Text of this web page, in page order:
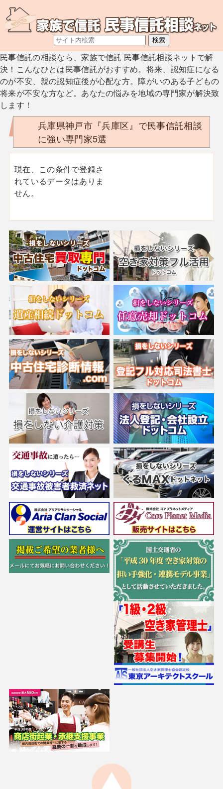
民事信託の相談なら、家族で信託 民事信託相談ネットで解
決！こんなひとは民事信託がおすすめ。将来、認知症になる
のが不安、親の認知症後が心配な方。障がいのある子どもの
将来が不安な方など。あなたの悩みを地域の専門家が解決致
します！
兵庫県神戸市『兵庫区』で民事信託相談
に強い専門家5選
現在、この条件で登録さ
れているデータはありま
せん。